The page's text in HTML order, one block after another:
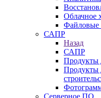
Облачное
Файловые
САПР
Назад
САПР
Продукты
Продукты
Серверное ПО